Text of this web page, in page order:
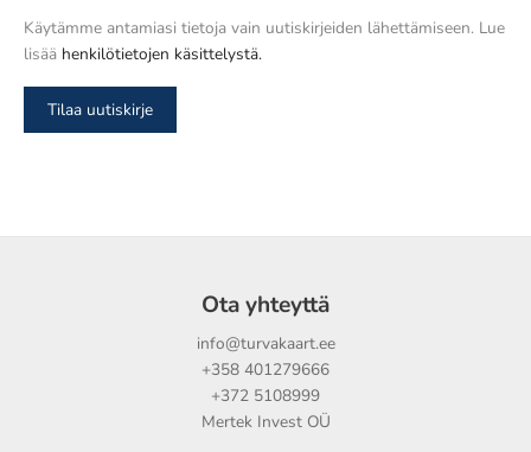
Käytämme antamiasi tietoja vain uutiskirjeiden lähettämiseen. Lue
lisää henkilötietojen käsittelystä.
Ota yhteyttä
info@turvakaart.ee
+358 401279666
+372 5108999
Mertek Invest OÜ